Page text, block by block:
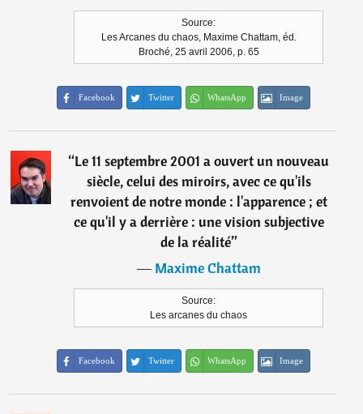
Source:
Les Arcanes du chaos, Maxime Chattam, éd.
Broché, 25 avril 2006, p. 65
Facebook Twitter WhatsApp Image
“Le 11 septembre 2001 a ouvert un nouveau
siècle, celui des miroirs, avec ce qu'ils
renvoient de notre monde : l'apparence ; et
ce qu'il y a derrière : une vision subjective
de la réalité”
―Maxime Chattam
Source:
Les arcanes du chaos
Facebook Twitter WhatsApp Image